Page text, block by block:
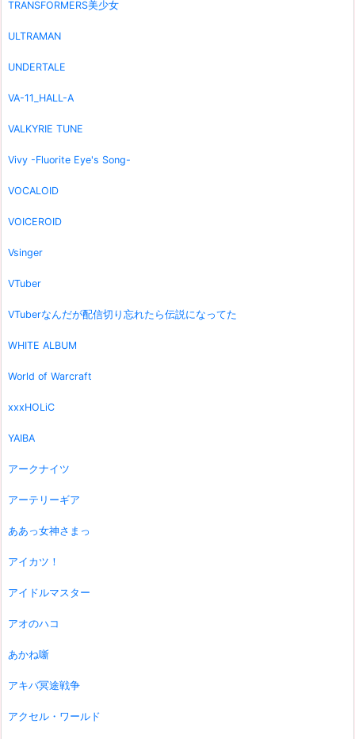
TRANSFORMERS美少女
ULTRAMAN
UNDERTALE
VA-11_HALL-A
VALKYRIE TUNE
Vivy -Fluorite Eye's Song-
VOCALOID
VOICEROID
Vsinger
VTuber
VTuberなんだが配信切り忘れたら伝説になってた
WHITE ALBUM
World of Warcraft
xxxHOLiC
YAIBA
アークナイツ
アーテリーギア
ああっ女神さまっ
アイカツ！
アイドルマスター
アオのハコ
あかね噺
アキバ冥途戦争
アクセル・ワールド